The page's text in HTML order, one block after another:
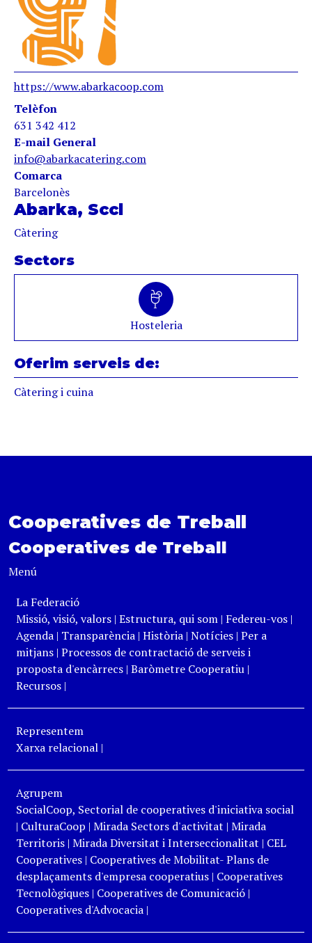
https://www.abarkacoop.com
Telèfon
631 342 412
E-mail General
info@abarkacatering.com
Comarca
Barcelonès
Abarka, Sccl
Càtering
Sectors
Hosteleria
Oferim serveis de:
Càtering i cuina
Cooperatives de Treball
Cooperatives de Treball
Menú
La Federació
Missió, visió, valors| Estructura, qui som| Federeu-vos|
Agenda | Transparència| Història| Notícies | Per a
mitjans| Processos de contractació de serveis i
proposta d'encàrrecs| Baròmetre Cooperatiu|
Recursos|
Representem
Xarxa relacional|
Agrupem
SocialCoop, Sectorial de cooperatives d'iniciativa social
| CulturaCoop | Mirada Sectors d'activitat | Mirada
Territoris| Mirada Diversitat i Interseccionalitat | CEL
Cooperatives| Cooperatives de Mobilitat- Plans de
desplaçaments d'empresa cooperatius| Cooperatives
Tecnològiques| Cooperatives de Comunicació|
Cooperatives d'Advocacia|